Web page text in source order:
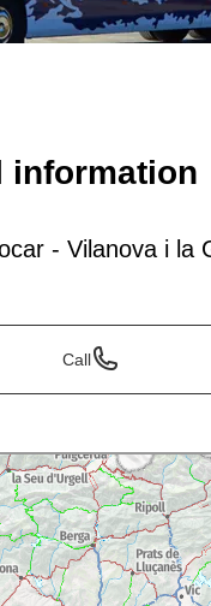
information
- Vilanova i la
Call